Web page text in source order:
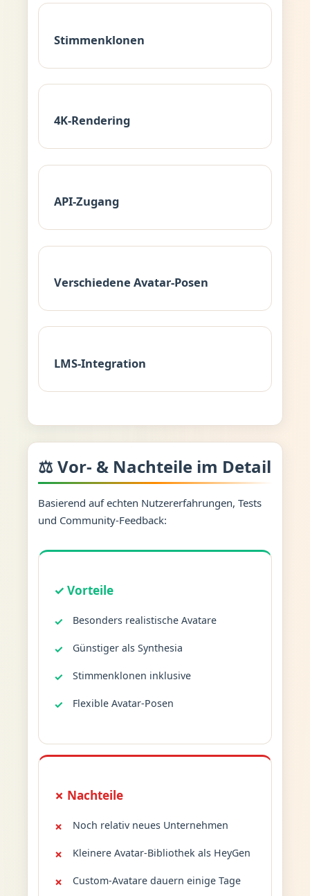
Stimmenklonen
4K-Rendering
API-Zugang
Verschiedene Avatar-Posen
LMS-Integration
⚖️ Vor- & Nachteile im Detail
Basierend auf echten Nutzererfahrungen, Tests
und Community-Feedback:
✓ Vorteile
Besonders realistische Avatare
Günstiger als Synthesia
Stimmenklonen inklusive
Flexible Avatar-Posen
✗ Nachteile
Noch relativ neues Unternehmen
Kleinere Avatar-Bibliothek als HeyGen
Custom-Avatare dauern einige Tage